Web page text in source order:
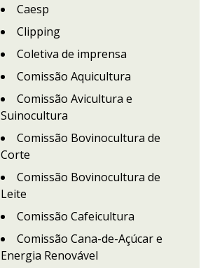
Caesp
Clipping
Coletiva de imprensa
Comissão Aquicultura
Comissão Avicultura e
Suinocultura
Comissão Bovinocultura de
Corte
Comissão Bovinocultura de
Leite
Comissão Cafeicultura
Comissão Cana-de-Açúcar e
Energia Renovável